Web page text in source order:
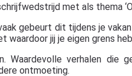
met als thema
gebeurt dit tijdens je
jij je eigen grens
verhalen die
ontmoeting.